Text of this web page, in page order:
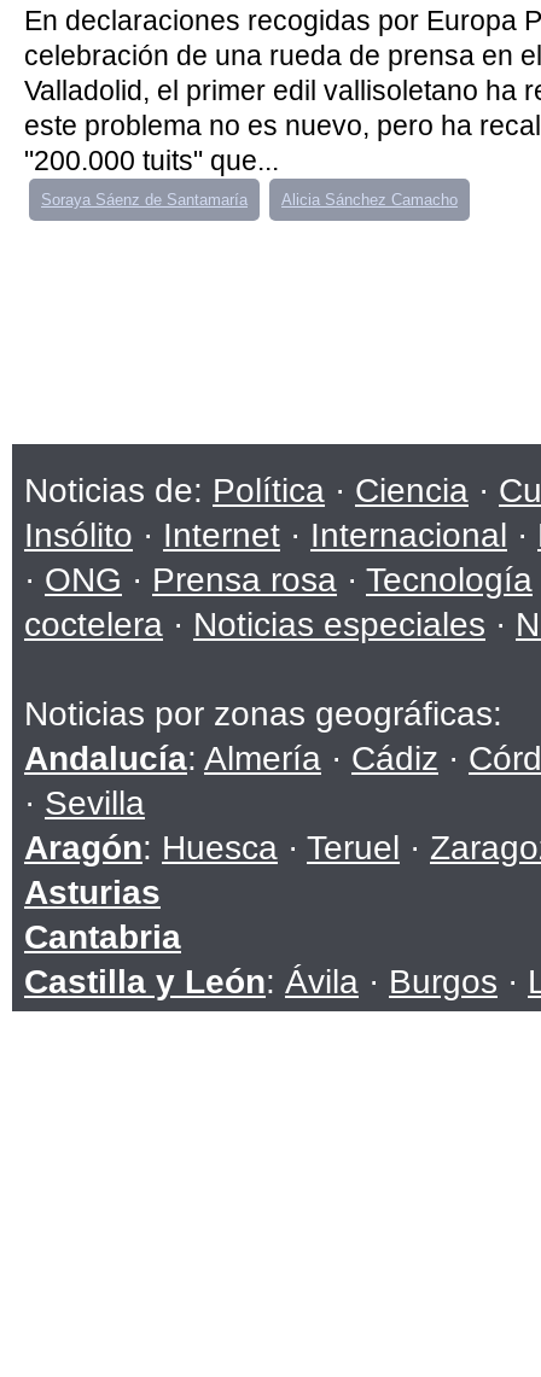
En declaraciones recogidas por Europa
celebración de una rueda de prensa en
Valladolid, el primer edil vallisoletano ha
este problema no es nuevo, pero ha
"200.000 tuits" que...
Soraya Sáenz de Santamaría Alicia Sánchez Camacho
Noticias de: Política · Ciencia ·
Insólito · Internet · Internacional ·
· ONG · Prensa rosa · Tecnología
coctelera · Noticias especiales ·
Noticias por zonas geográficas:
Andalucía: Almería · Cádiz ·
· Sevilla
Aragón: Huesca · Teruel ·
Asturias
Cantabria
Castilla y León: Ávila · Burgos ·